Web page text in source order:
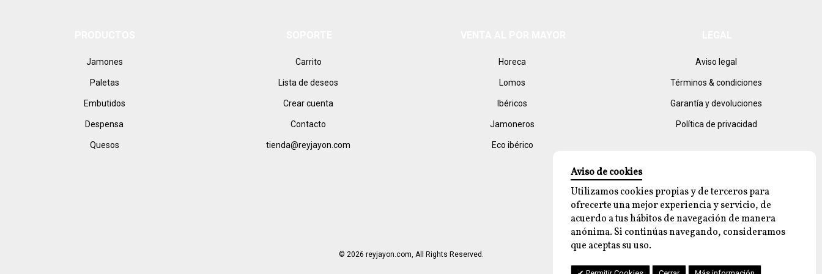
Jamones
Paletas
Embutidos
Despensa
Quesos
Carrito
Lista de deseos
Crear cuenta
Contacto
tienda@reyjayon.com
Horeca
Lomos
Ibéricos
Jamoneros
Eco ibérico
Aviso legal
Términos & condiciones
Garantía y devoluciones
Política de privacidad
© 2026 reyjayon.com, All Rights Reserved.
Aviso de cookies
Utilizamos cookies propias y de terceros para
ofrecerte una mejor experiencia y servicio, de
acuerdo a tus hábitos de navegación de manera
anónima. Si continúas navegando, consideramos
que aceptas su uso.